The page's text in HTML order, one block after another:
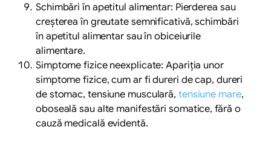
Schimbări în apetitul alimentar: Pierderea sau
creșterea în greutate semnificativă, schimbări
în apetitul alimentar sau în obiceiurile
alimentare.
Simptome fizice neexplicate: Apariția unor
simptome fizice, cum ar fi dureri de cap, dureri
de stomac, tensiune musculară, tensiune mare,
oboseală sau alte manifestări somatice, fără o
cauză medicală evidentă.